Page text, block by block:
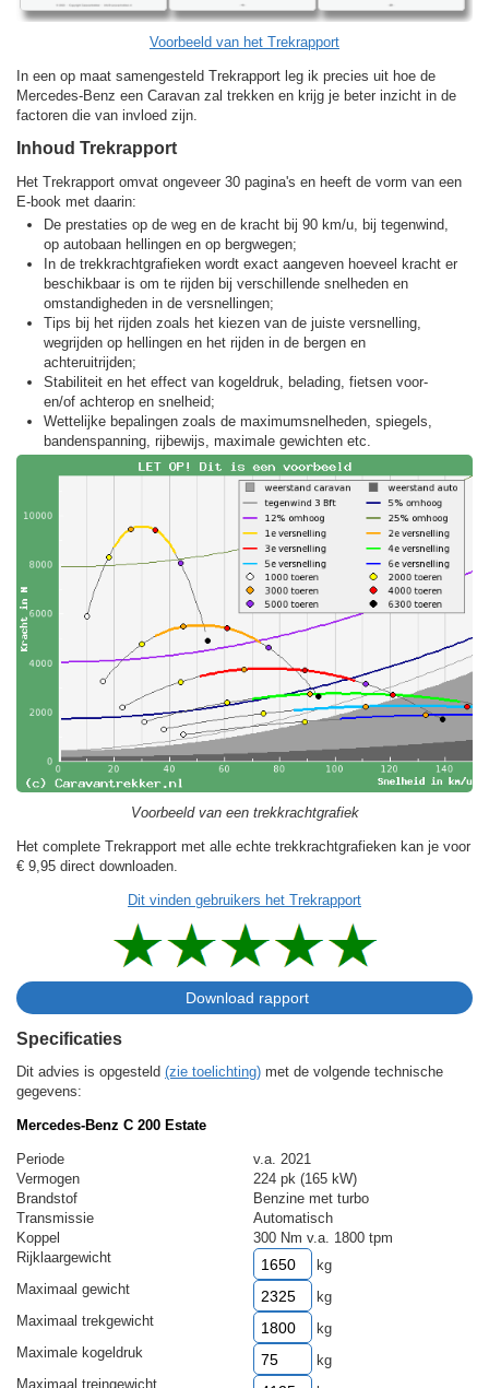
Voorbeeld van het Trekrapport
In een op maat samengesteld Trekrapport leg ik precies uit hoe de
Mercedes-Benz een Caravan zal trekken en krijg je beter inzicht in de
factoren die van invloed zijn.
Inhoud Trekrapport
Het Trekrapport omvat ongeveer 30 pagina's en heeft de vorm van een
E-book met daarin:
De prestaties op de weg en de kracht bij 90 km/u, bij tegenwind,
op autobaan hellingen en op bergwegen;
In de trekkracht­grafieken wordt exact aangeven hoeveel kracht er
beschikbaar is om te rijden bij verschillende snelheden en
omstandigheden in de versnellingen;
Tips bij het rijden zoals het kiezen van de juiste versnelling,
wegrijden op hellingen en het rijden in de bergen en
achteruitrijden;
Stabiliteit en het effect van kogeldruk, belading, fietsen voor-
en/of achterop en snelheid;
Wettelijke bepalingen zoals de maximumsnelheden, spiegels,
bandenspanning, rijbewijs, maximale gewichten etc.
Voorbeeld van een trekkrachtgrafiek
Het complete Trekrapport met alle echte trekkrachtgrafieken kan je voor
€ 9,95 direct downloaden.
Dit vinden gebruikers het Trekrapport
Specificaties
Dit advies is opgesteld (zie toelichting) met de volgende technische
gegevens:
Mercedes-Benz C 200 Estate
Periode
v.a. 2021
Vermogen
224 pk (165 kW)
Brandstof
Benzine met turbo
Transmissie
Automatisch
Koppel
300 Nm v.a. 1800 tpm
Rijklaargewicht
kg
Maximaal gewicht
kg
Maximaal trekgewicht
kg
Maximale kogeldruk
kg
Maximaal treingewicht